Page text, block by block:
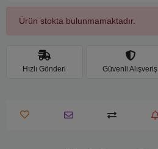
Ürün stokta bulunmamaktadır.
Hızlı Gönderi Güvenli Alışveriş